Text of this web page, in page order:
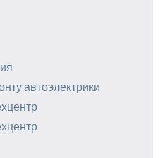
автоэлектрики